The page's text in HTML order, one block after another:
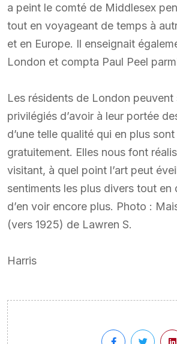
a peint le comté de Middlesex
tout en voyageant de temps à
et en Europe. Il enseignait
London et compta Paul Peel
Les résidents de London peuvent
privilégiés d’avoir à leur portée
d’une telle qualité qui en plus
gratuitement. Elles nous font
visitant, à quel point l’art peut
sentiments les plus divers tout en
d’en voir encore plus. Photo :
(vers 1925) de Lawren S.
Harris